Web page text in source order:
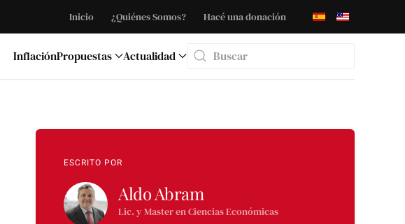
Inicio ¿Quiénes Somos? Hacé una donación
InflaciónPropuestas
Actualidad
ESCRITO POR
Aldo Abram
Lic. y Master en Ciencias Económicas